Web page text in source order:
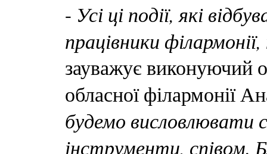
- Усі ці події, які
працівники
зауважує виконуючий
обласної філармонії
будемо висловлювати
інструменти, співом.